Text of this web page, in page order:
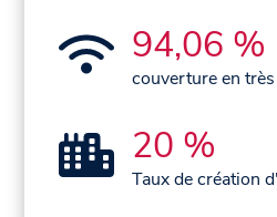
94,06 %
couverture en
20 %
Taux de création